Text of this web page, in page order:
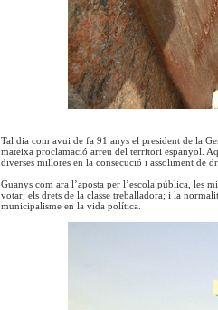
Tal dia com avui de fa 91 anys el president de la
mateixa proclamació arreu del territori espanyol.
diverses millores en la consecució i assoliment de
Guanys com ara l’aposta per l’escola pública, les
votar; els drets de la classe treballadora; i la
municipalisme en la vida política.